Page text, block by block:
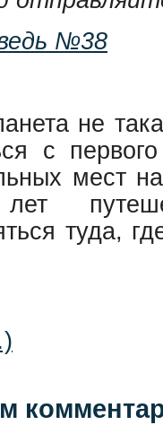
№38
не
с
мест
туда,